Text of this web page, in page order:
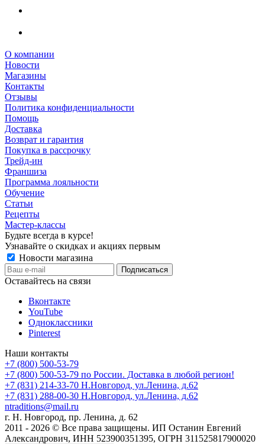
О компании
Новости
Магазины
Контакты
Отзывы
Политика конфиденциальности
Помощь
Доставка
Возврат и гарантия
Покупка в рассрочку
Трейд-ин
Франшиза
Программа лояльности
Обучение
Статьи
Рецепты
Мастер-классы
Будьте всегда в курсе!
Узнавайте о скидках и акциях первым
Новости магазина
Оставайтесь на связи
Вконтакте
YouTube
Одноклассники
Pinterest
Наши контакты
+7 (800) 500-53-79
+7 (800) 500-53-79 по России. Доставка в любой регион!
+7 (831) 214-33-70 Н.Новгород, ул.Ленина, д.62
+7 (831) 288-00-30 Н.Новгород, ул.Ленина, д.62
ntraditions@mail.ru
г. Н. Новгород, пр. Ленина, д. 62
2011 - 2026 © Все права защищены. ИП Останин Евгений
Александрович, ИНН 523900351395, ОГРН 311525817900020